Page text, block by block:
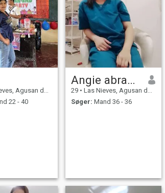
del Norte, Filippinerne
22 - 40
Angie abraham
29 • Las Nieves, Agusan del Norte, Filippinerne
Søger: Mand 36 - 36